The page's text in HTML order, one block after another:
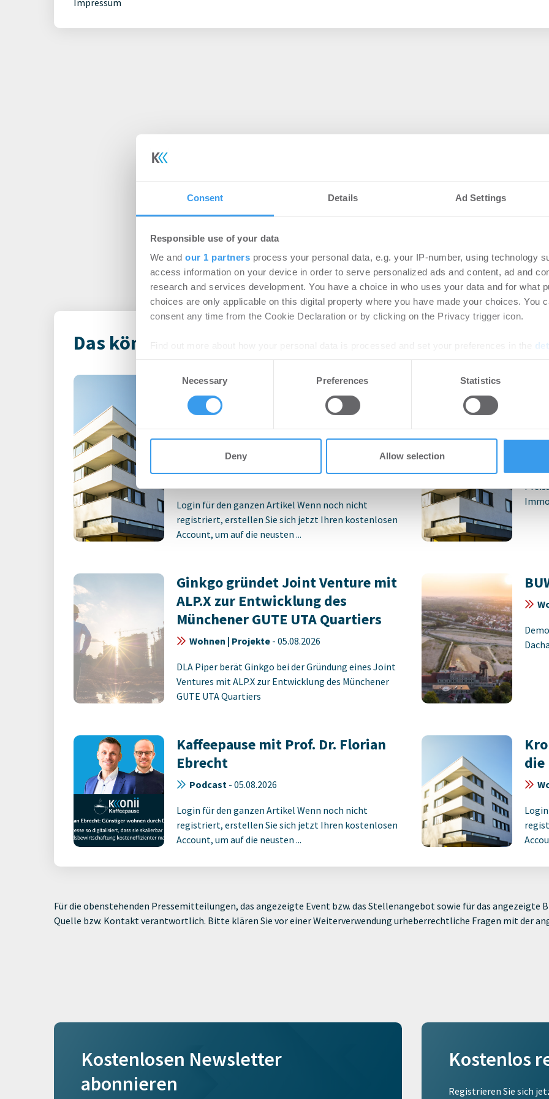
Consent Details Ad Settings
Responsible use of your data
We and our 1 partners process your personal data, e.g. your IP-number, using technology
access information on your device in order to serve personalized ads and content, ad and
research and services development. You have a choice in who uses your data and for what
choices are only applicable on this digital property where you have made your choices. You
consent any time from the Cookie Declaration or by clicking on the Privacy trigger icon.
We use cookies to personalise content and ads, to provide social media features and to
other information that you’ve provided to them or that they’ve collected from your use of their
Necessary Preferences Statistics
Deny Allow selection
Impressum
Das könnte Dich auch interessieren
Primus Valor investiert für
Wohnimmobilienfonds ICD 14 R+
in weiteres Portfolio von 344
Einheiten in Franken und
Unterfranken
Login für den ganzen Artikel Wenn noch nicht
registriert, erstellen Sie sich jetzt Ihren kostenlosen
Account, um auf die neusten ...
im
Ginkgo gründet Joint Venture mit
ALP.X zur Entwicklung des
Münchener GUTE UTA Quartiers
Wohnen | Projekte - 05.08.2026
DLA Piper berät Ginkgo bei der Gründung eines Joint
Ventures mit ALP.X zur Entwicklung des Münchener
GUTE UTA Quartiers
Kaffeepause mit Prof. Dr. Florian
Ebrecht
Podcast - 05.08.2026
Login für den ganzen Artikel Wenn noch nicht
registriert, erstellen Sie sich jetzt Ihren kostenlosen
Account, um auf die neusten ...
die
Für die obenstehenden Pressemitteilungen, das angezeigte Event bzw. das Stellenangebot sowie für das angezeigte
Quelle bzw. Kontakt verantwortlich. Bitte klären Sie vor einer Weiterverwendung urheberrechtliche Fragen mit der
Kostenlosen Newsletter
abonnieren
Kostenlos
Registrieren Sie sich